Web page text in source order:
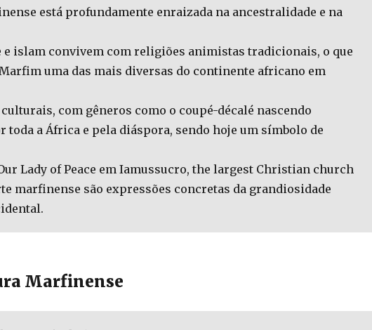
está profundamente enraizada na ancestralidade e na
islam convivem com religiões animistas tradicionais, o que
uma das mais diversas do continente africano em
com gêneros como o coupé-décalé nascendo
toda a África e pela diáspora, sendo hoje um símbolo de
Lady of Peace em Iamussucro, the largest Christian church
marfinense são expressões concretas da grandiosidade
Marfinense